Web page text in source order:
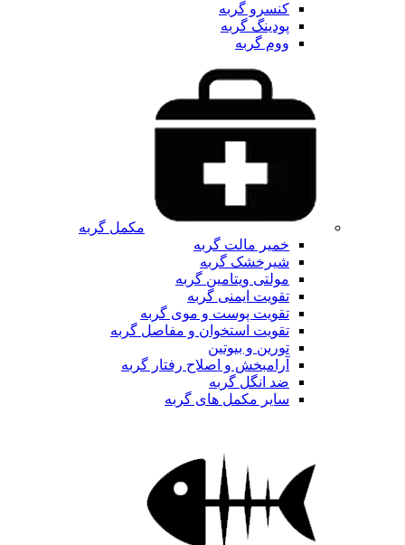
کنسرو گربه
پودینگ گربه
ووم گربه
مکمل گربه
خمیر مالت گربه
شیرخشک گربه
مولتی ویتامین گربه
تقویت ایمنی گربه
تقویت پوست و موی گربه
تقویت استخوان و مفاصل گربه
تورین و بیوتین
آرامبخش و اصلاح رفتار گربه
ضد انگل گربه
سایر مکمل های گربه